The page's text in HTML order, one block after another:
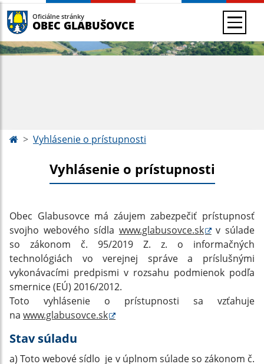
Oficiálne stránky
OBEC GLABUŠOVCE
Vyhlásenie o prístupnosti
Vyhlásenie o prístupnosti
Obec Glabusovce má záujem zabezpečiť prístupnosť
svojho webového sídla www.glabusovce.sk v súlade
so zákonom č. 95/2019 Z. z. o informačných
technológiách vo verejnej správe a príslušnými
vykonávacími predpismi v rozsahu podmienok podľa
smernice (EÚ) 2016/2012.
Toto vyhlásenie o prístupnosti sa vzťahuje
na www.glabusovce.sk
Stav súladu
a) Toto webové sídlo je v úplnom súlade so zákonom č.